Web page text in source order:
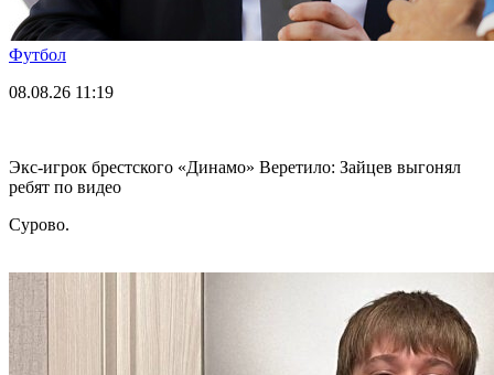
Футбол
08.08.26 11:19
Экс-игрок брестского «Динамо» Веретило: Зайцев выгонял
ребят по видео
Сурово.